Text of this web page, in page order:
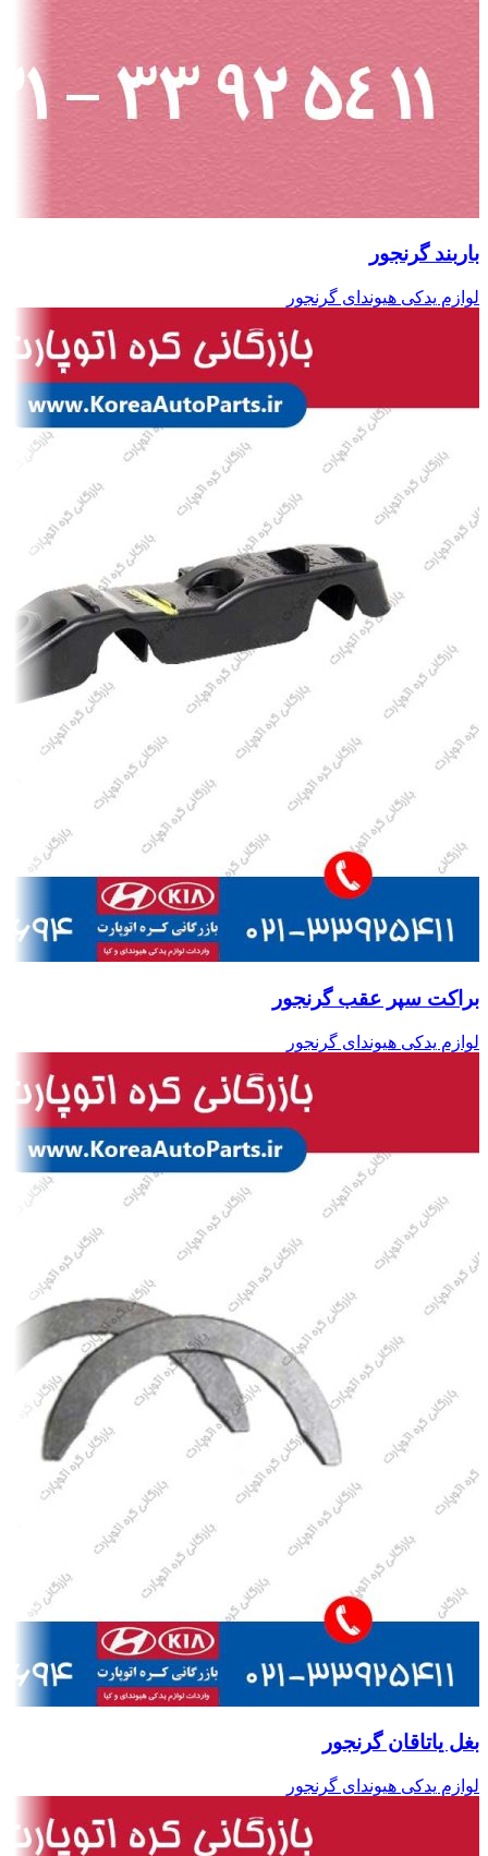
باربند گرنجور
لوازم یدکی هیوندای گرنجور
براکت سپر عقب گرنجور
لوازم یدکی هیوندای گرنجور
بغل یاتاقان گرنجور
لوازم یدکی هیوندای گرنجور